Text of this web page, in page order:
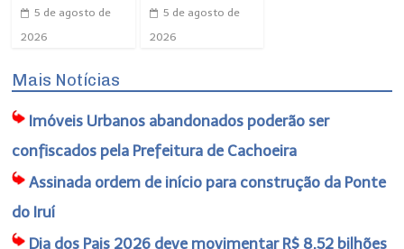
5 de agosto de
2026
5 de agosto de
2026
Mais Notícias
Imóveis Urbanos abandonados poderão ser
confiscados pela Prefeitura de Cachoeira
Assinada ordem de início para construção da Ponte
do Iruí
Dia dos Pais 2026 deve movimentar R$ 8,52 bilhões